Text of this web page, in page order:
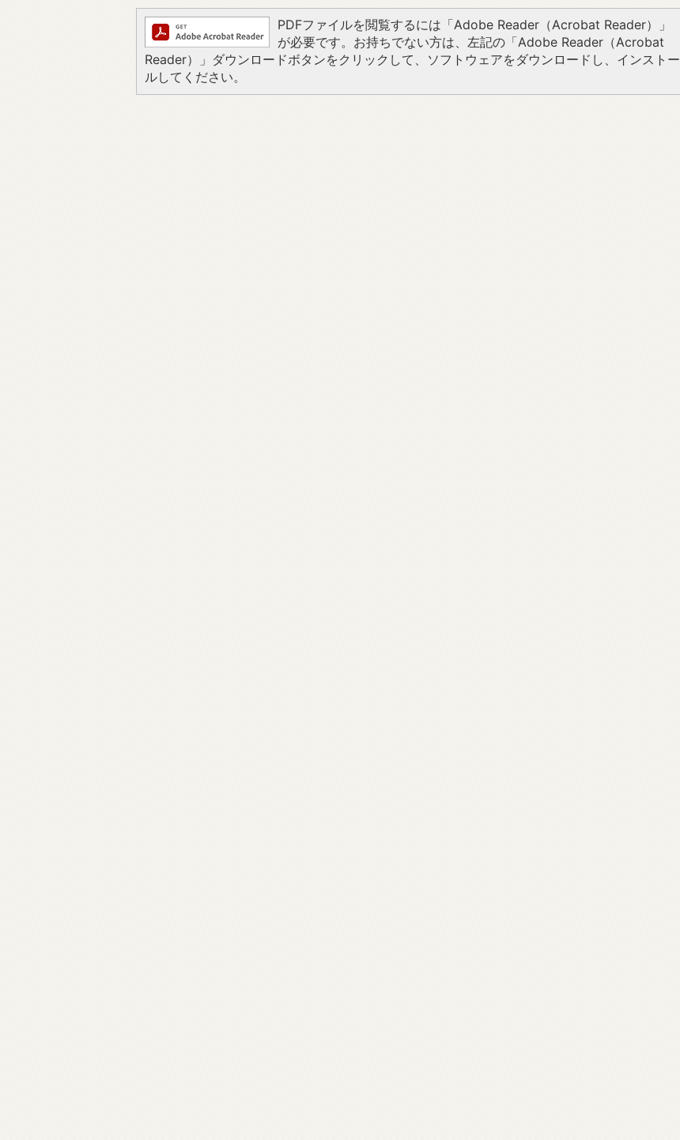
PDFファイルを閲覧するには「Adobe Reader（Acrobat Reader）」
が必要です。お持ちでない方は、左記の「Adobe Reader（Acrobat
Reader）」ダウンロードボタンをクリックして、ソフトウェアをダウンロードし、インストー
ルしてください。